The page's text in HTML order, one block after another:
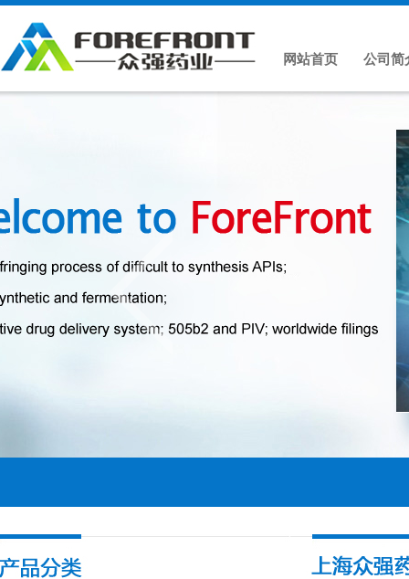
网站首页 公司简